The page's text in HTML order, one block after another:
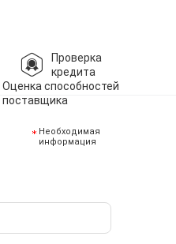
Проверка
кредита
Оценка способностей
поставщика
Необходимая
информация